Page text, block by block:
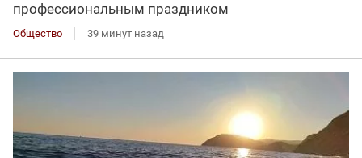
профессиональным праздником
Общество 39 минут назад